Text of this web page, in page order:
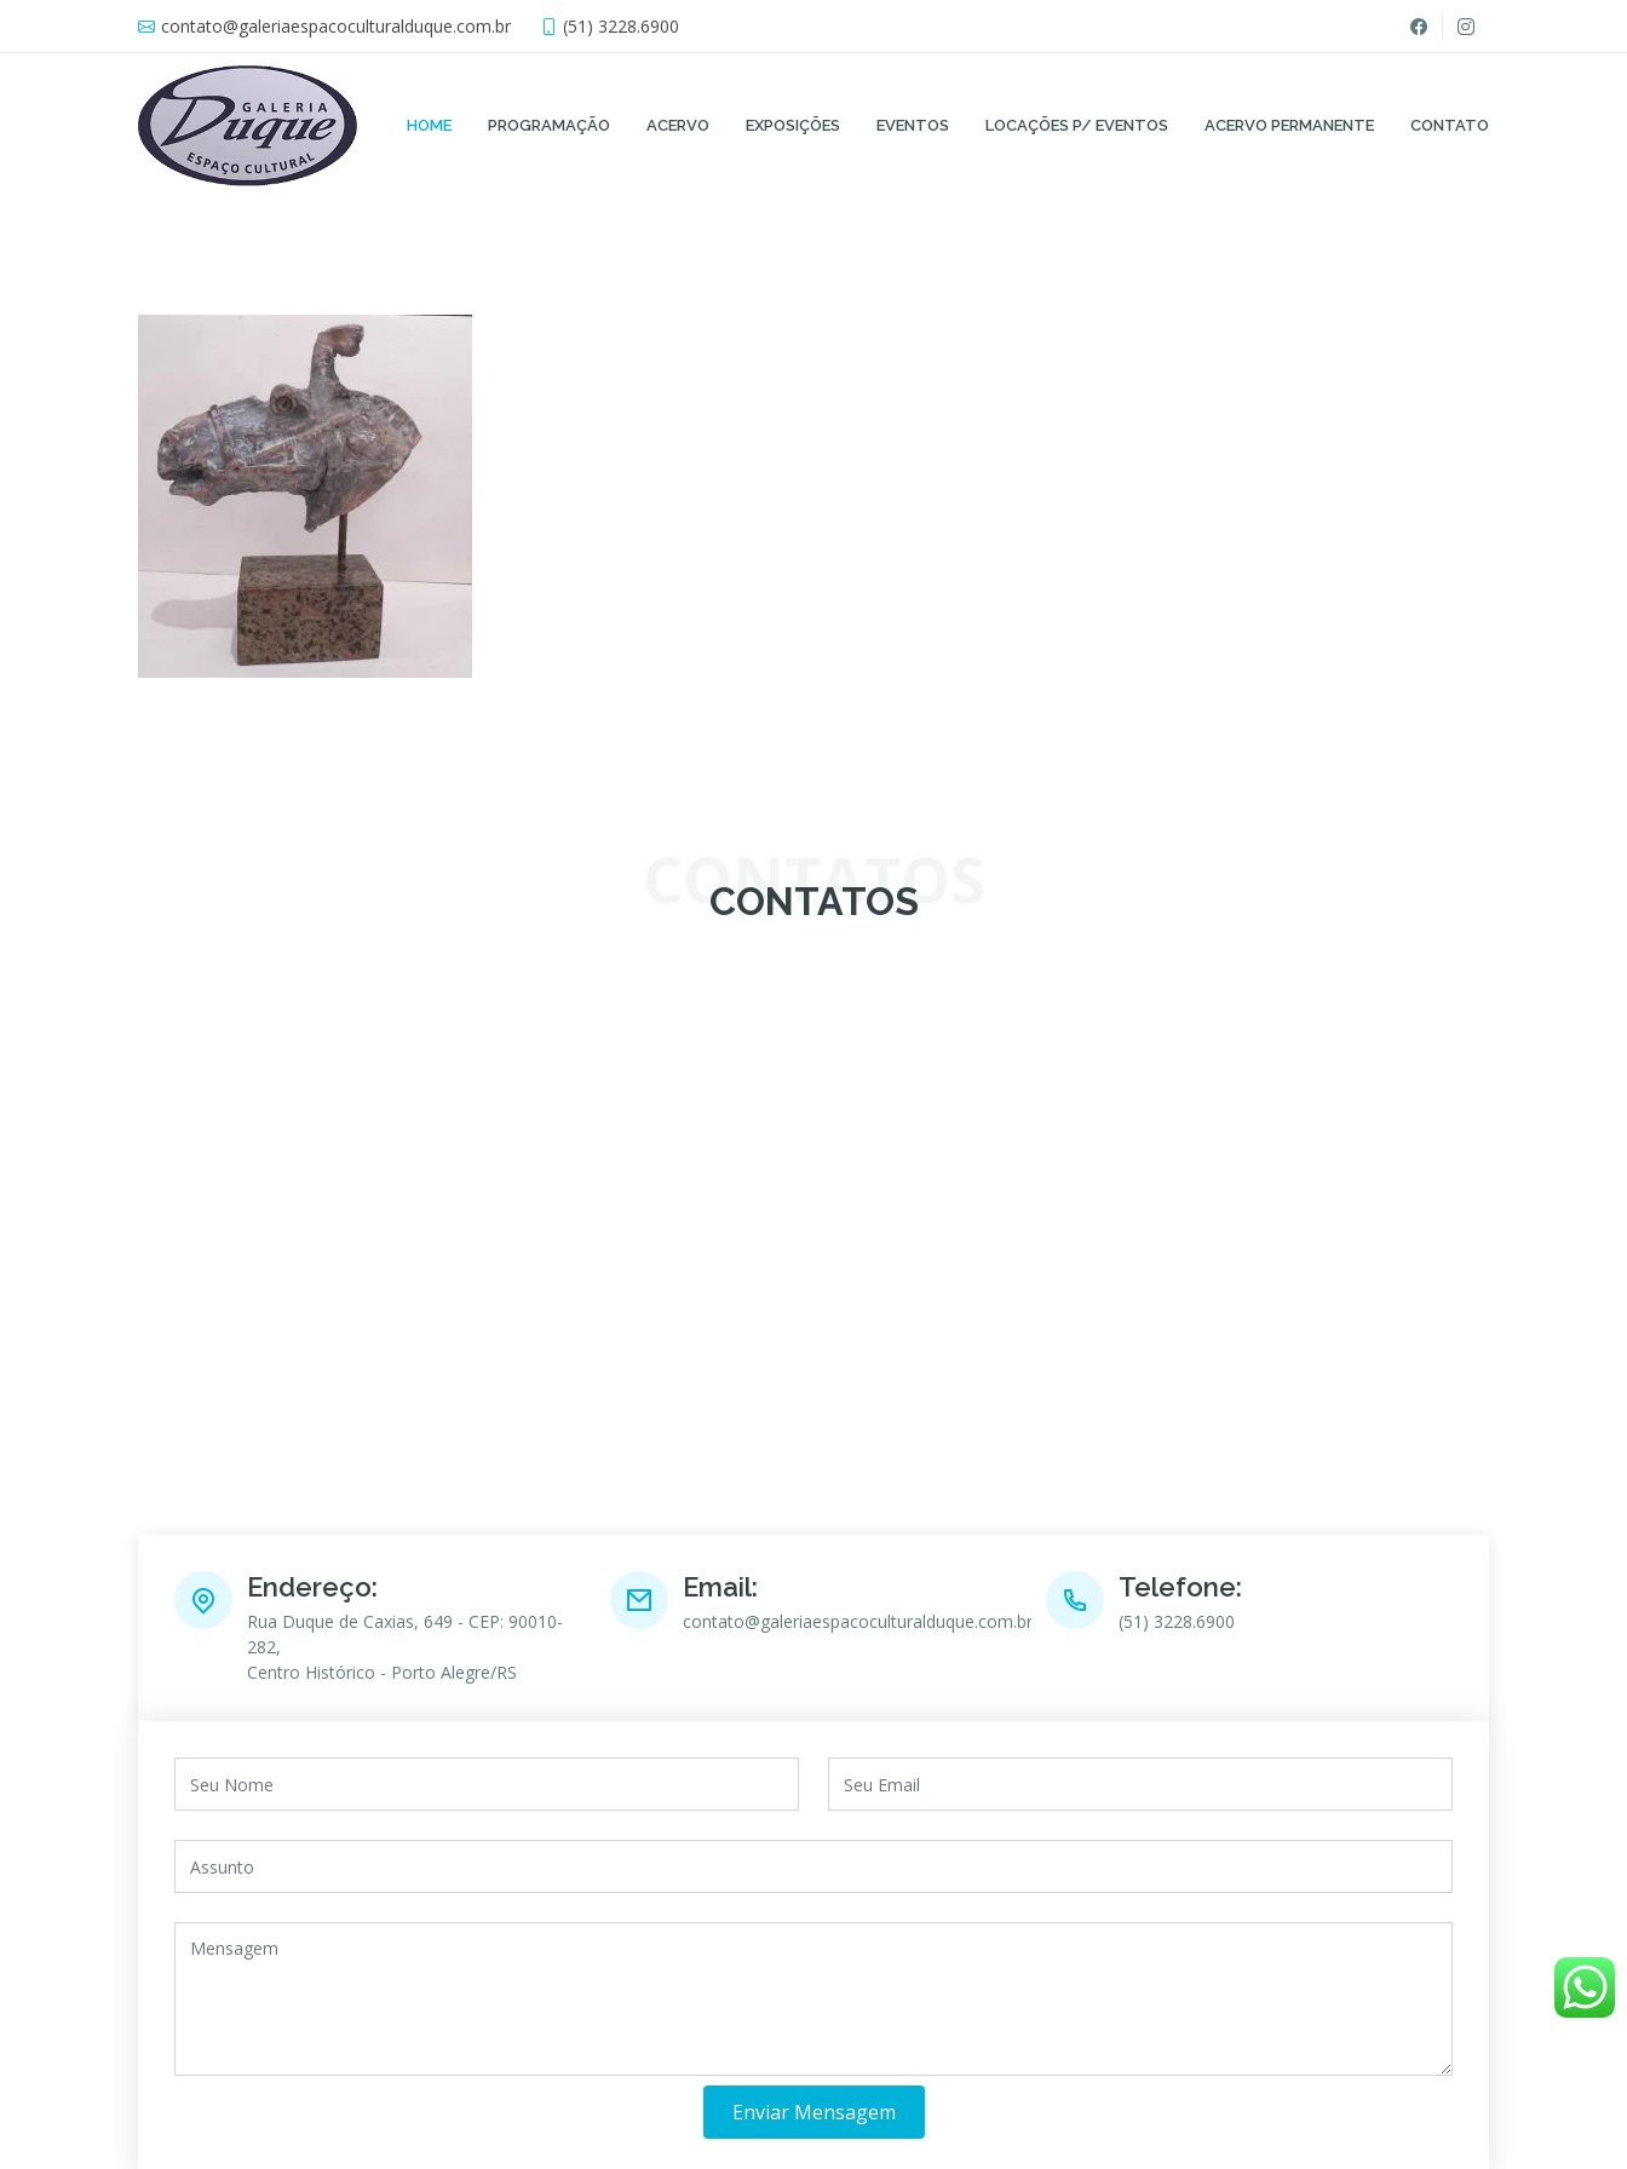
contato@galeriaespacoculturalduque.com.br (51) 3228.6900
HOME PROGRAMAÇÃO ACERVO EXPOSIÇÕES EVENTOS LOCAÇÕES P/ EVENTOS ACERVO PERMANENTE CONTATO
CONTATOS
CONTATOS
Endereço:
Rua Duque de Caxias, 649 - CEP: 90010-
282,
Centro Histórico - Porto Alegre/RS
Email:
contato@galeriaespacoculturalduque.com.br
Telefone:
(51) 3228.6900
Enviar Mensagem